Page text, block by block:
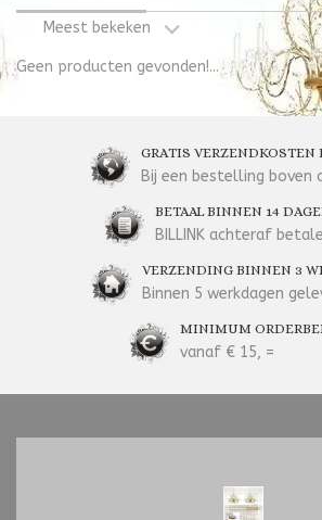
Meest bekeken
Geen producten gevonden!...
GRATIS
Bij een bestelling boven
BETAAL BINNEN 14
BILLINK achteraf
VERZENDING BINNEN 3
Binnen 5 werkdagen
MINIMUM
vanaf € 15, =